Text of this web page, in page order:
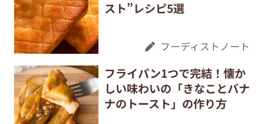
スト”レシピ5選
フーディストノート
フライパン1つで完結！懐か
しい味わいの「きなことバナ
ナのトースト」の作り方